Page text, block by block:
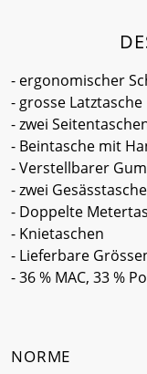
- ergonomischer
- grosse Latztasche
- zwei
- Beintasche mit
- Verstellbarer
- zwei Gesässtasche
- Doppelte
- Knietaschen
- Lieferbare
- 36 % MAC, 33 %
NORME